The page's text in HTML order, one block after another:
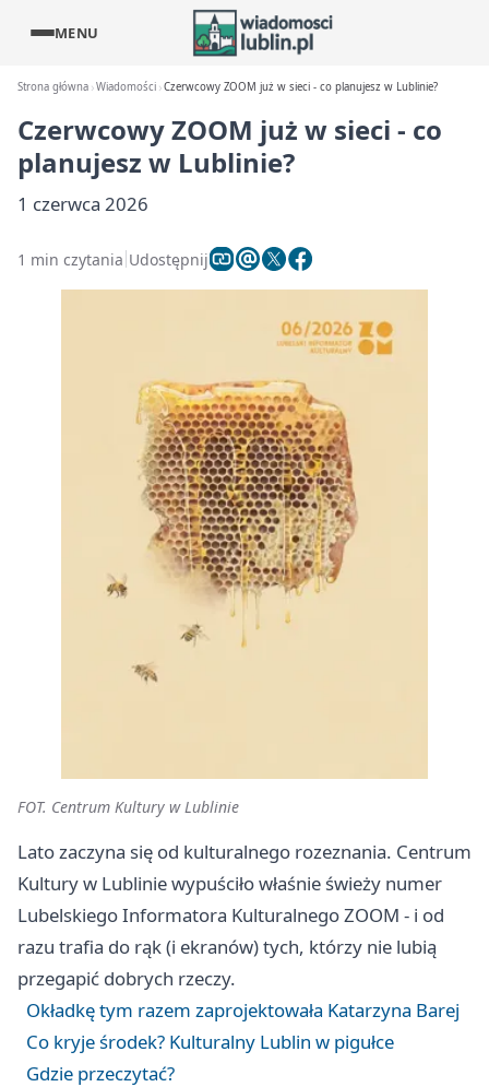
MENU
Strona główna Wiadomości Czerwcowy ZOOM już w sieci - co planujesz w Lublinie?
Czerwcowy ZOOM już w sieci - co
planujesz w Lublinie?
1 czerwca 2026
1 min czytania Udostępnij
FOT. Centrum Kultury w Lublinie
Lato zaczyna się od kulturalnego rozeznania. Centrum
Kultury w Lublinie wypuściło właśnie świeży numer
Lubelskiego Informatora Kulturalnego ZOOM - i od
razu trafia do rąk (i ekranów) tych, którzy nie lubią
przegapić dobrych rzeczy.
Okładkę tym razem zaprojektowała Katarzyna Barej
Co kryje środek? Kulturalny Lublin w pigułce
Gdzie przeczytać?